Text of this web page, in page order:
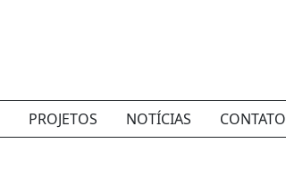
PROJETOS NOTÍCIAS CONTATO